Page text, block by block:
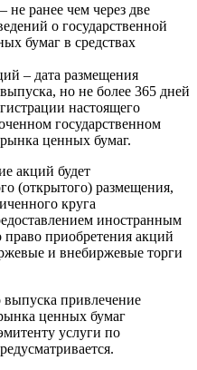
не ранее чем через две
о государственной
бумаг в средствах
– дата размещения
но не более 365 дней
настоящего
государственном
ценных бумаг.
акций будет
(открытого) размещения,
круга
иностранным
приобретения акций
и внебиржевые торги
привлечение
ценных бумаг
услуги по